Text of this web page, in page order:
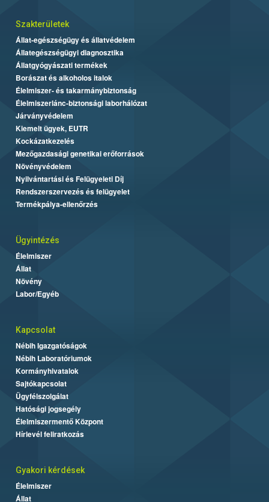
Szakterületek
Állat-egészségügy és állatvédelem
Állategészségügyi diagnosztika
Állatgyógyászati termékek
Borászat és alkoholos italok
Élelmiszer- és takarmánybiztonság
Élelmiszerlánc-biztonsági laborhálózat
Járványvédelem
Kiemelt ügyek, EUTR
Kockázatkezelés
Mezőgazdasági genetikai erőforrások
Növényvédelem
Nyilvántartási és Felügyeleti Díj
Rendszerszervezés és felügyelet
Termékpálya-ellenőrzés
Ügyintézés
Élelmiszer
Állat
Növény
Labor/Egyéb
Kapcsolat
Nébih Igazgatóságok
Nébih Laboratóriumok
Kormányhivatalok
Sajtókapcsolat
Ügyfélszolgálat
Hatósági jogsegély
Élelmiszermentő Központ
Hírlevél feliratkozás
Gyakori kérdések
Élelmiszer
Állat